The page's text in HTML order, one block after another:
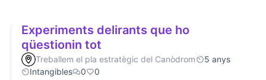
Experiments delirants que ho
qüestionin tot
Treballem el pla estratègic del Canòdrom
5 anys
Intangibles
0 0